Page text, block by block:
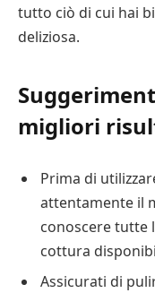
tutto ciò di cui hai
deliziosa.
migliori
Prima di
attentamente il
conoscere tutte
cottura
Assicurati di